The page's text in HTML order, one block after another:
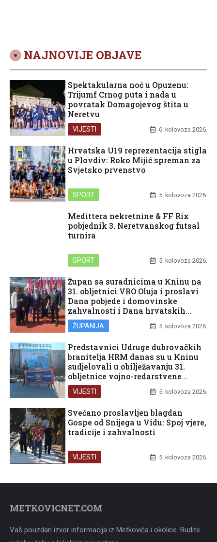
NAJNOVIJE OBJAVE
Spektakularna noć u Opuzenu:
Trijumf Crnog puta i nada u
povratak Domagojevog štita u
Neretvu
VIJESTI 6. kolovoza 2026.
Hrvatska U19 reprezentacija stigla
u Plovdiv: Roko Mijić spreman za
Svjetsko prvenstvo
SPORT 5. kolovoza 2026.
Medittera nekretnine & FF Rix
pobjednik 3. Neretvanskog futsal
turnira
SPORT 5. kolovoza 2026.
Župan sa suradnicima u Kninu na
31. obljetnici VRO Oluja i proslavi
Dana pobjede i domovinske
zahvalnosti i Dana hrvatskih
branitelja
ŽUPANIJA 5. kolovoza 2026.
Predstavnici Udruge dubrovačkih
branitelja HRM danas su u Kninu
sudjelovali u obilježavanju 31.
obljetnice vojno-redarstvene
operacije Oluja
VIJESTI 5. kolovoza 2026.
Svečano proslavljen blagdan
Gospe od Snijega u Vidu: Spoj vjere,
tradicije i zahvalnosti
VIJESTI 5. kolovoza 2026.
METKOVICNET.COM
Vaš pouzdan izvor informacija iz Metkovića i okolice. Budite